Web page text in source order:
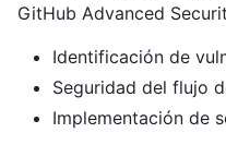
GitHub Advanced
Identificación de
Seguridad del flujo
Implementación de